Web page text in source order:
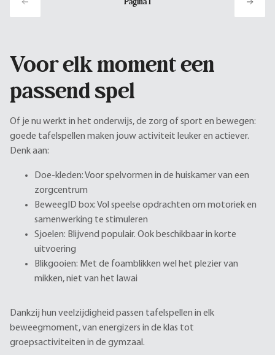
Voor elk moment een
passend spel
Of je nu werkt in het onderwijs, de zorg of sport en bewegen:
goede tafelspellen maken jouw activiteit leuker en actiever.
Denk aan:
Doe-kleden: Voor spelvormen in de huiskamer van een
zorgcentrum
BeweegID box: Vol speelse opdrachten om motoriek en
samenwerking te stimuleren
Sjoelen: Blijvend populair. Ook beschikbaar in korte
uitvoering
Blikgooien: Met de foamblikken wel het plezier van
mikken, niet van het lawai
Dankzij hun veelzijdigheid passen tafelspellen in elk
beweegmoment, van energizers in de klas tot
groepsactiviteiten in de gymzaal.